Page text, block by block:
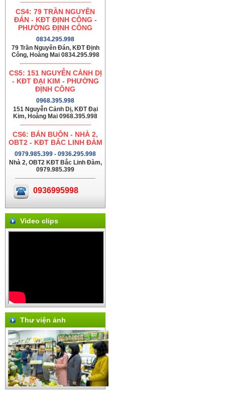
CS4: 79 TRẦN NGUYÊN
ĐÁN - KĐT ĐỊNH CÔNG -
PHƯỜNG ĐỊNH CÔNG
0834.295.998
79 Trần Nguyên Đán, KĐT Định
Công, Hoàng Mai 0834.295.998
CS5: 151 NGUYỄN CẢNH DỊ
- KĐT ĐẠI KIM - PHƯỜNG
ĐỊNH CÔNG
0968.395.998
151 Nguyễn Cảnh Dị, KĐT Đại
Kim, Hoàng Mai 0968.395.998
CS6: BÁN BUÔN - NHÀ 2,
OBT2 - KĐT BẮC LINH ĐÀM
0979.985.399 - 0936.295.998
Nhà 2, OBT2 KĐT Bắc Linh Đàm,
0979.985.399
0936995998
Video clips
Thư viện ảnh